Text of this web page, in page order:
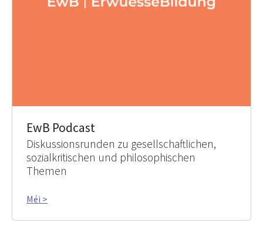
EwB Podcast
Diskussionsrunden zu gesellschaftlichen,
sozialkritischen und philosophischen
Themen
Méi >